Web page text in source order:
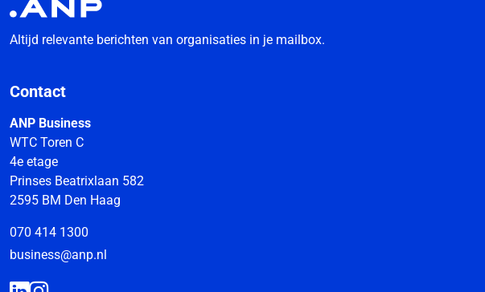
Altijd relevante berichten van organisaties in je mailbox.
Contact
ANP Business
WTC Toren C
4e etage
Prinses Beatrixlaan 582
2595 BM Den Haag
070 414 1300
business@anp.nl